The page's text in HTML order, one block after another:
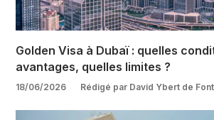
Golden Visa à Dubaï : quelles
avantages, quelles limites ?
18/06/2026 Rédigé par David Ybert de